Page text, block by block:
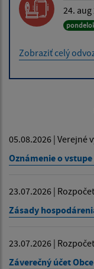
24. aug
Zobraziť celý
05.08.2026 | Verejné
Oznámenie o
23.07.2026 |
Zásady
23.07.2026 |
Záverečný účet